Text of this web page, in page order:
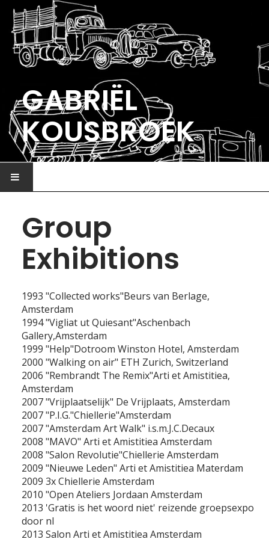
GABRIËL
KOUSBROEK
HOME
PODIUM
VRIJ WERK
VIDEO
ANI
PUBLICATIES
IN DE MEDIA
Group
Exhibitions
1993 "Collected works"Beurs van Berlage,
Amsterdam
1994 "Vigliat ut Quiesant"Aschenbach
Gallery,Amsterdam
1999 "Help"Dotroom Winston Hotel, Amsterdam
2000 "Walking on air" ETH Zurich, Switzerland
2006 "Rembrandt The Remix"Arti et Amistitiea,
Amsterdam
2007 "Vrijplaatselijk" De Vrijplaats, Amsterdam
2007 "P.I.G."Chiellerie"Amsterdam
2007 "Amsterdam Art Walk" i.s.m.J.C.Decaux
2008 "MAVO" Arti et Amistitiea Amsterdam
2008 "Salon Revolutie"Chiellerie Amsterdam
2009 "Nieuwe Leden" Arti et Amistitiea Materdam
2009 3x Chiellerie Amsterdam
2010 "Open Ateliers Jordaan Amsterdam
2013 'Gratis is het woord niet' reizende groepsexpo
door nl
2013 Salon Arti et Amistitiea Amsterdam